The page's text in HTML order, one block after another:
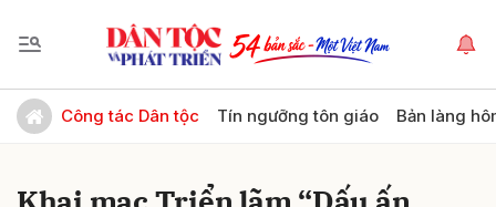
Công tác Dân tộc Tín ngưỡng tôn giáo Bản làng
Gửi bình luận